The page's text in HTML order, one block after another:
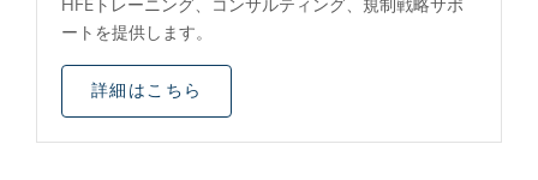
HFEトレーニング、コンサルティング、規制戦略サポ
ートを提供します。
詳細はこちら